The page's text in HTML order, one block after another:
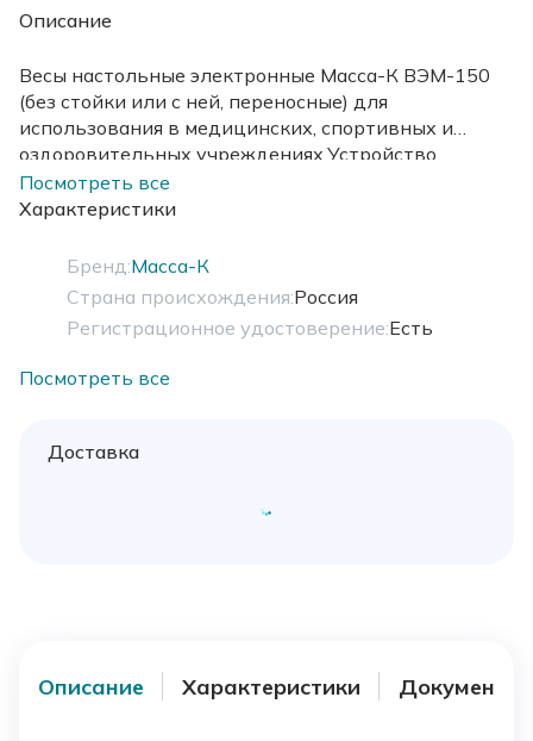
Описание
Весы настольные электронные Масса-К ВЭМ-150
(без стойки или с ней, переносные) для
использования в медицинских, спортивных и
оздоровительных учреждениях.Устройство
индикации весов может быть размещено на столе
или закреплено на стене, длина кабеля 5м
Посмотреть все
Характеристики
Бренд:Масса-К
Страна происхождения:Россия
Регистрационное удостоверение:Есть
Посмотреть все
Доставка
Описание Характеристики Документы